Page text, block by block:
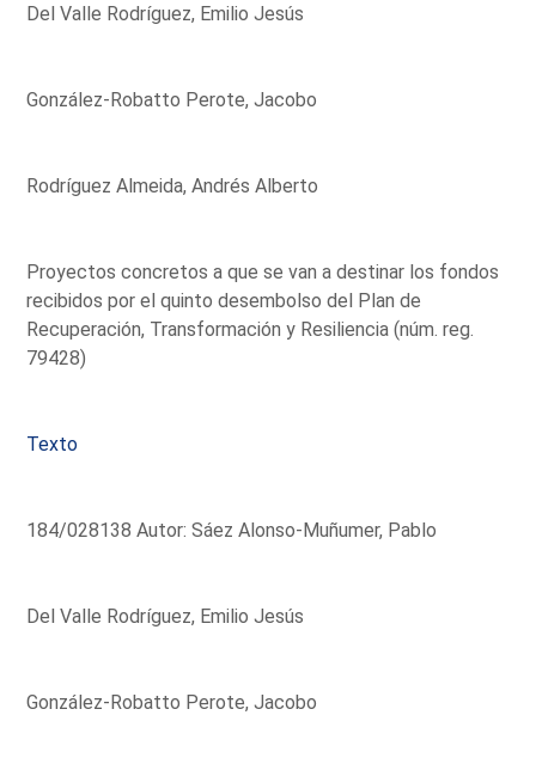
Del Valle Rodríguez, Emilio Jesús
González-Robatto Perote, Jacobo
Rodríguez Almeida, Andrés Alberto
Proyectos concretos a que se van a destinar los fondos
recibidos por el quinto desembolso del Plan de
Recuperación, Transformación y Resiliencia (núm. reg.
79428)
Texto
184/028138 Autor: Sáez Alonso-Muñumer, Pablo
Del Valle Rodríguez, Emilio Jesús
González-Robatto Perote, Jacobo